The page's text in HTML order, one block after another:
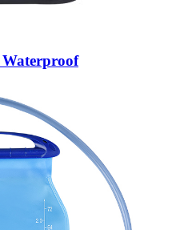
Waterproof